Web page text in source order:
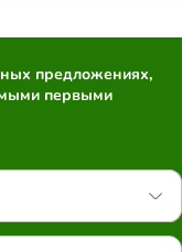
предложениях,
первыми